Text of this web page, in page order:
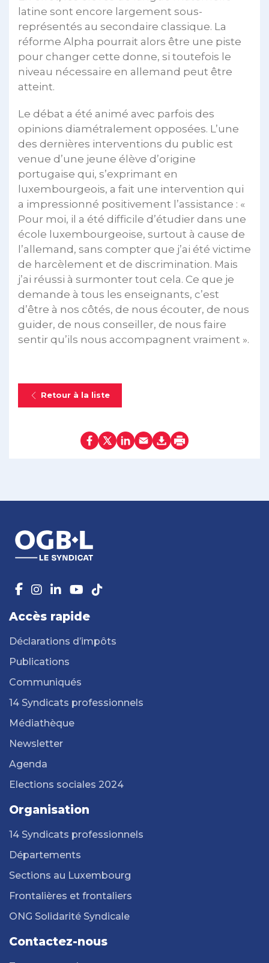
latine sont encore largement sous-
représentés au secondaire classique. La
réforme Alpha pourrait alors être une piste
pour changer cette donne, si toutefois le
niveau nécessaire en allemand peut être
atteint.
Le débat a été animé avec parfois des
opinions diamétralement opposées. L’une
des dernières interventions du public est
venue d’une jeune élève d’origine
portugaise qui, s’exprimant en
luxembourgeois, a fait une intervention qui
a impressionné positivement l’assistance : «
Pour moi, il a été difficile d’étudier dans une
école luxembourgeoise, surtout à cause de
l’allemand, sans compter que j’ai été victime
de harcèlement et de discrimination. Mais
j’ai réussi à surmonter tout cela. Ce que je
demande à tous les enseignants, c’est
d’être à nos côtés, de nous écouter, de nous
guider, de nous conseiller, de nous faire
sentir qu’ils nous accompagnent vraiment ».
Retour à la liste
Accès rapide
Déclarations d’impôts
Publications
Communiqués
14 Syndicats professionnels
Médiathèque
Newsletter
Agenda
Elections sociales 2024
Organisation
14 Syndicats professionnels
Départements
Sections au Luxembourg
Frontalières et frontaliers
ONG Solidarité Syndicale
Contactez-nous